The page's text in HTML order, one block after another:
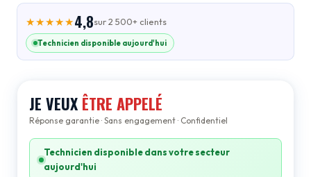
★★★★★4,8sur 2 500+ clients
Technicien disponible aujourd'hui
JE VEUX ÊTRE APPELÉ
Réponse garantie · Sans engagement · Confidentiel
Technicien disponible dans votre secteur
aujourd'hui